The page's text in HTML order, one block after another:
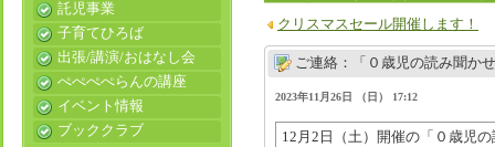
クリスマスセール開催します！
ご連絡：「０歳児の読み聞か
2023年11月26日 （日） 17:12
12月2日（土）開催の「０歳児
託児事業
子育てひろば
出張/講演/おはなし会
ぺぺぺぺらんの講座
イベント情報
ブッククラブ